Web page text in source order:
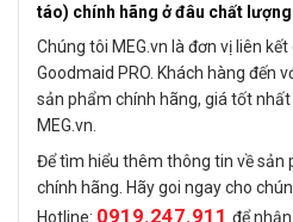
táo) chính hãng ở đâu chất lượng
Chúng tôi MEG.vn là đơn vị liên
Goodmaid PRO. Khách hàng đến
sản phẩm chính hãng, giá tốt
MEG.vn.
Để tìm hiểu thêm thông tin về sản
chính hãng. Hãy goi ngay cho
Hotline: 0919.247.911 để